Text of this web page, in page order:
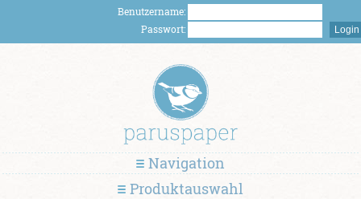
Benutzername:
Passwort:
Navigation
Produktauswahl